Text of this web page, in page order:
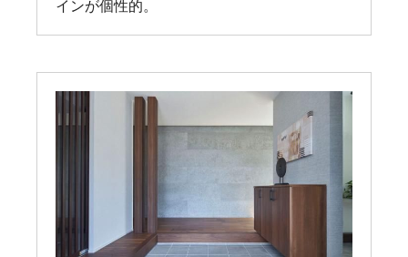
インが個性的。